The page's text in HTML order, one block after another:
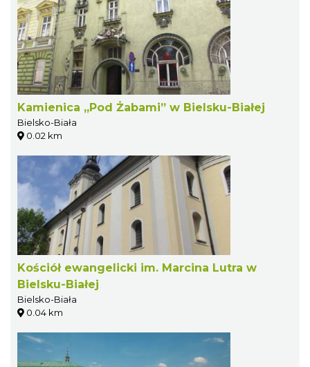
Kamienica „Pod Żabami” w Bielsku-Białej
Bielsko-Biała
0.02 km
Kościół ewangelicki im. Marcina Lutra w
Bielsku-Białej
Bielsko-Biała
0.04 km